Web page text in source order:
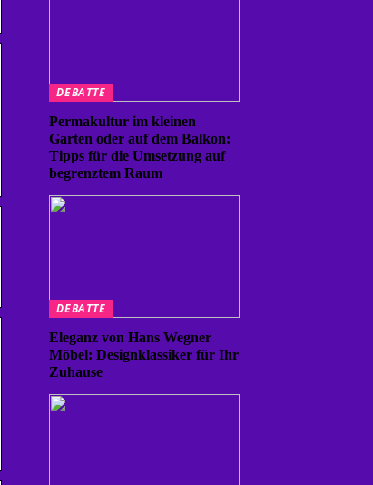
DEBATTE
Permakultur im kleinen
Garten oder auf dem Balkon:
Tipps für die Umsetzung auf
begrenztem Raum
DEBATTE
Eleganz von Hans Wegner
Möbel: Designklassiker für Ihr
Zuhause